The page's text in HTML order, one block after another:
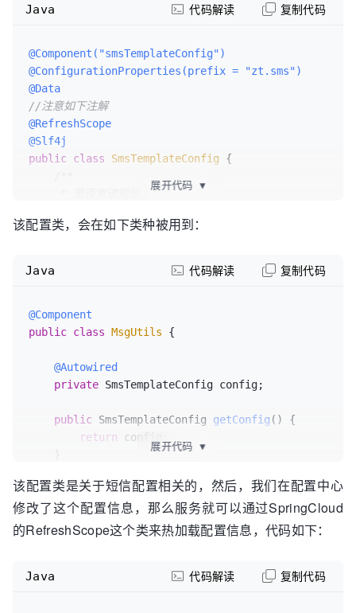
@Component("smsTemplateConfig")
@ConfigurationProperties(prefix = "zt.sms")
@Data
//注意如下注解
@RefreshScope
@Slf4j
public class SmsTemplateConfig {
private Boolean send;
     * 短信位数
private void
        log.info(
"SmsTemplateConfig initialized
msgCodeDigits);
Java 代码解读 复制代码
展开代码 ▼
该配置类，会在如下类种被用到：
@Component
public class MsgUtils {
@Autowired
private SmsTemplateConfig config;
public SmsTemplateConfig getConfig ()
{
return config;
}
Java 代码解读 复制代码
展开代码 ▼
该配置类是关于短信配置相关的，然后，我们在配置中心
修改了这个配置信息，那么服务就可以通过SpringCloud
的RefreshScope这个类来热加载配置信息，代码如下：
Java 代码解读 复制代码